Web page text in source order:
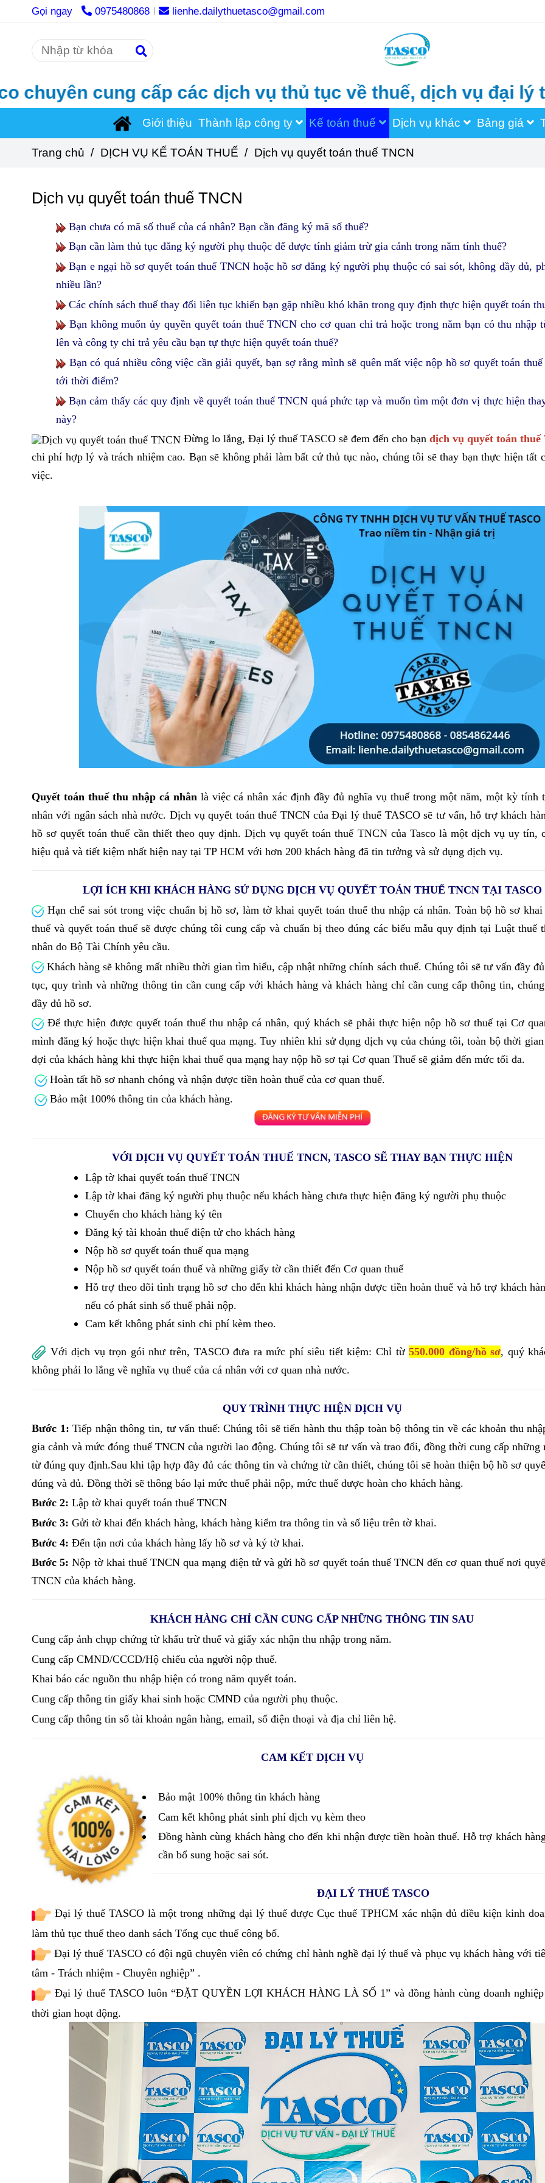
Gọi ngay 0975480868 lienhe.dailythuetasco@gmail.com
cung cấp các dịch vụ thủ tục về thuế, dịch vụ đại lý thuế,
Giới thiệu Thành lập công ty Kế toán thuế Dịch vụ khác Bảng giá
Trang chủ / DỊCH VỤ KẾ TOÁN THUẾ / Dịch vụ quyết toán thuế TNCN
Dịch vụ quyết toán thuế TNCN
Bạn chưa có mã số thuế của cá nhân? Bạn cần đăng ký mã số thuế?
Bạn cần làm thủ tục đăng ký người phụ thuộc để được tính giảm trừ gia cảnh trong năm tính thuế?
Bạn e ngại hồ sơ quyết toán thuế TNCN hoặc hồ sơ đăng ký người phụ thuộc có sai sót, không đầy đủ,
nhiều lần?
Các chính sách thuế thay đổi liên tục khiến bạn gặp nhiều khó khăn trong quy định thực hiện quyết toán
Bạnkhông muốn ủy quyền quyết toán thuế TNCN cho cơ quan chi trả hoặc trong năm bạn có thu nhập
lên và công ty chi trả yêu cầu bạn tự thực hiện quyết toán thuế?
Bạn có quá nhiều công việc cần giải quyết, bạn sợ rằng mình sẽ quên mất việc nộp hồ sơ quyết toán
tới thời điểm?
Bạn cảm thấy các quy định về quyết toán thuế TNCN quá phức tạp và muốn tìm một đơn vị thực hiện
này?
Đừng lo lắng, Đại lý thuế TASCO sẽ đem đến cho bạndịch vụ quyết toán thuế
chi phí hợp lý và trách nhiệm cao. Bạn sẽ không phải làm bất cứ thủ tục nào, chúng tôi sẽ thay bạn thực hiện tất
việc.
Quyết toán thuế thu nhập cá nhânlà việc cá nhân xác định đầy đủ nghĩa vụ thuế trong một năm, một kỳ tính
nhân với ngân sách nhà nước. Dịch vụ quyết toán thuế TNCN của Đại lý thuế TASCO sẽ tư vấn, hỗ trợ khách
hồ sơ quyết toán thuế cần thiết theo quy định. Dịch vụ quyết toán thuế TNCN của Tasco là một dịch vụ uy tín,
hiệu quả và tiết kiệm nhất hiện nay tại TP HCM với hơn 200 khách hàng đã tin tưởng và sử dụng dịch vụ.
LỢI ÍCH KHI KHÁCH HÀNG SỬ DỤNG DỊCH VỤ QUYẾT TOÁN THUẾ TNCN TẠI TASCO
Hạn chế sai sót trong việc chuẩn bị hồ sơ, làm tờ khai quyết toán thuế thu nhập cá nhân. Toàn bộ hồ sơ khai
thuế và quyết toán thuế sẽ được chúng tôi cung cấp và chuẩn bị theo đúng các biểu mẫu quy định tại Luật thuế
nhân do Bộ Tài Chính yêu cầu.
Khách hàng sẽ không mất nhiều thời gian tìm hiểu, cập nhật những chính sách thuế. Chúng tôi sẽ tư vấn đầy
tục, quy trình và những thông tin cần cung cấp với khách hàng và khách hàng chỉ cần cung cấp thông tin,
đầy đủ hồ sơ.
Để thực hiện được quyết toán thuế thu nhập cá nhân, quý khách sẽ phải thực hiện nộp hồ sơ thuế tại Cơ
mình đăng ký hoặc thực hiện khai thuế qua mạng. Tuy nhiên khi sử dụng dịch vụ của chúng tôi, toàn bộ thời
đợi của khách hàng khi thực hiện khai thuế qua mạng hay nộp hồ sơ tại Cơ quan Thuế sẽ giảm đến mức tối đa.
Hoàn tất hồ sơ nhanh chóng và nhận được tiền hoàn thuế của cơ quan thuế.
Bảo mật 100% thông tin của khách hàng.
VỚI DỊCH VỤ QUYẾT TOÁN THUẾ TNCN, TASCO SẼ THAY BẠN THỰC HIỆN
Lập tờ khai quyết toán thuế TNCN
Lập tờ khai đăng ký người phụ thuộc nếu khách hàng chưa thực hiện đăng ký người phụ thuộc
Chuyển cho khách hàng ký tên
Đăng ký tài khoản thuế điện tử cho khách hàng
Nộp hồ sơ quyết toán thuế qua mạng
Nộp hồ sơ quyết toán thuế và những giấy tờ cần thiết đến Cơ quan thuế
Hỗ trợ theo dõi tình trạng hồ sơ cho đến khi khách hàng nhận được tiền hoàn thuế và hỗ trợ khách
nếu có phát sinh số thuế phải nộp.
Cam kết không phát sinh chi phí kèm theo.
Với dịch vụ trọn gói như trên, TASCO đưa ra mức phí siêu tiết kiệm: Chỉ từ550.000 đồng/hồ sơ, quý
không phải lo lắng về nghĩa vụ thuế của cá nhân với cơ quan nhà nước.
QUY TRÌNH THỰC HIỆN DỊCH VỤ
Bước 1: Tiếp nhận thông tin, tư vấn thuế: Chúng tôi sẽ tiến hành thu thập toàn bộ thông tin về các khoản thu
gia cảnh và mức đóng thuế TNCN của người lao động. Chúng tôi sẽ tư vấn và trao đổi, đồng thời cung cấp những
từ đúng quy định.Sau khi tập hợp đầy đủ các thông tin và chứng từ cần thiết, chúng tôi sẽ hoàn thiện bộ hồ sơ
đúng và đủ. Đồng thời sẽ thông báo lại mức thuế phải nộp, mức thuế được hoàn cho khách hàng.
Bước 2: Lập tờ khai quyết toán thuế TNCN
Bước 3: Gửi tờ khai đến khách hàng, khách hàng kiểm tra thông tin và số liệu trên tờ khai.
Bước 4: Đến tận nơi của khách hàng lấy hồ sơ và ký tờ khai.
Bước 5: Nộp tờ khai thuế TNCN qua mạng điện tử và gửi hồ sơ quyết toán thuế TNCN đến cơ quan thuế nơi
TNCN của khách hàng.
KHÁCH HÀNG CHỈ CẦN CUNG CẤP NHỮNG THÔNG TIN SAU
Cung cấp ảnh chụp chứng từ khấu trừ thuế và giấy xác nhận thu nhập trong năm.
Cung cấp CMND/CCCD/Hộ chiếu của người nộp thuế.
Khai báo các nguồn thu nhập hiện có trong năm quyết toán.
Cung cấp thông tin giấy khai sinh hoặc CMND của người phụ thuộc.
Cung cấp thông tin số tài khoản ngân hàng, email, số điện thoại và địa chỉ liên hệ.
CAM KẾT DỊCH VỤ
Bảo mật 100% thông tin khách hàng
Cam kết không phát sinh phí dịch vụ kèm theo
Đồng hành cùng khách hàng cho đến khi nhận được tiền hoàn thuế. Hỗ trợ khách
cần bổ sung hoặc sai sót.
ĐẠI LÝ THUẾ TASCO
Đại lý thuế TASCO là một trong những đại lý thuế được Cục thuế TPHCM xác nhận đủ điều kiện kinh
làm thủ tục thuế theo danh sách Tổng cục thuế công bố.
Đại lý thuế TASCO có đội ngũ chuyên viên có chứng chỉ hành nghề đại lý thuế và phục vụ khách hàng với
tâm - Trách nhiệm - Chuyên nghiệp” .
Đại lý thuế TASCO luôn “ĐẶT QUYỀN LỢI KHÁCH HÀNG LÀ SỐ 1” và đồng hành cùng doanh nghiệp
thời gian hoạt động.